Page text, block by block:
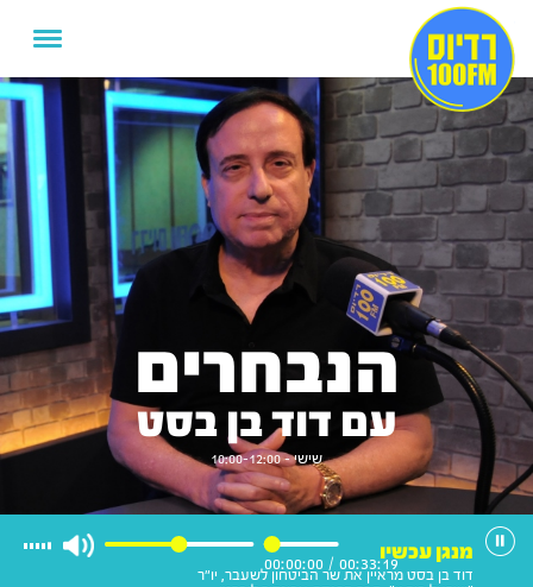
הנבחרים
עם דוד בן בסט
שישי - 10:00-12:00
00:33:19
/
00:00:00
מנגן עכשיו
דוד בן בסט מראיין את שר הביטחון לשעבר, יו"ר